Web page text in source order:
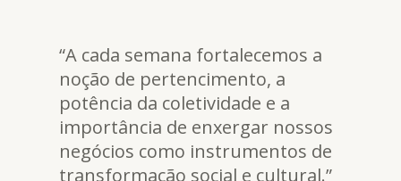
“A cada semana fortalecemos a
noção de pertencimento, a
potência da coletividade e a
importância de enxergar nossos
negócios como instrumentos de
transformação social e cultural.”